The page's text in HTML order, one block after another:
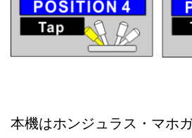
本機はホンジュラス・マホ